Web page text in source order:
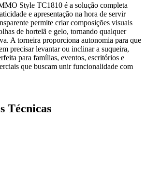
Style TC1810 é a solução completa
e apresentação na hora de servir
permite criar composições visuais
de hortelã e gelo, tornando qualquer
A torneira proporciona autonomia para que
precisar levantar ou inclinar a suqueira,
para famílias, eventos, escritórios e
que buscam unir funcionalidade com
Técnicas